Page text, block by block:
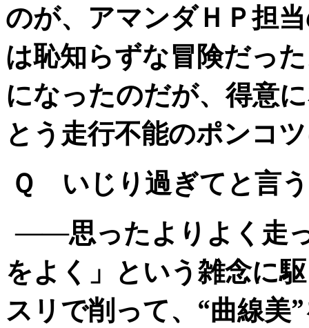
のが、アマンダＨＰ担
は恥知らずな冒険だっ
になったのだが、得意
とう走行不能のポンコ
Ｑ いじり過ぎてと言
――思ったよりよく走
をよく」という雑念に
スリで削って、“曲線美